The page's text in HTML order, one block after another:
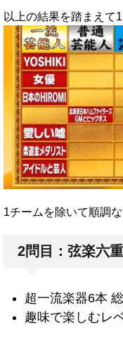
以上の結果を踏まえて
1チームを除いて順調な
2問目：弦楽六
超一流楽器6本
趣味で楽しむレ